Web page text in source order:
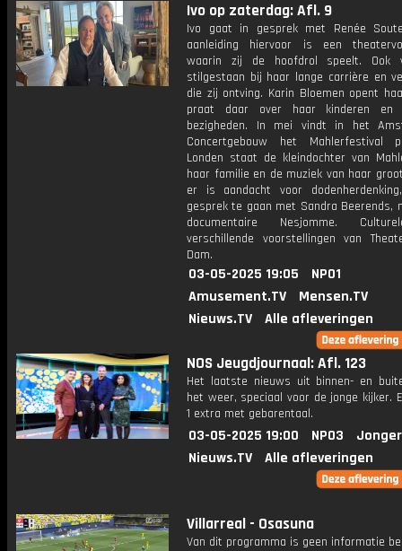
Ivo op zaterdag: Afl. 9
Ivo gaat in gesprek met Renée
aanleiding hiervoor is een
waarin zij de hoofdrol speelt. Ook
stilgestaan bij haar lange carrière en
die zij ontving. Karin Bloemen opent
praat daar over haar kinderen en
bezigheden. In mei vindt in het
Concertgebouw het Mahlerfestival
Londen staat de kleindochter van
haar familie en de muziek van haar
er is aandacht voor
gesprek te gaan met Sandra Beerends,
documentaire Nesjomme.
verschillende voorstellingen van
Dam.
03-05-2025 19:05
NPO1
Amusement.TV
Mensen.TV
Nieuws.TV
Alle afleveringen
NOS Jeugdjournaal: Afl. 123
Het laatste nieuws uit binnen- en
het weer, speciaal voor de jonge kijker.
1 extra met gebarentaal.
03-05-2025 19:00 NPO3
Nieuws.TV
Alle afleveringen
Villarreal - Osasuna
Van dit programma is geen informatie